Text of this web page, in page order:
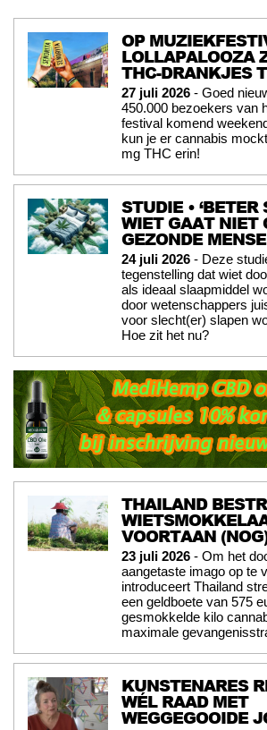
OP
LOLLAPALOOZA
THC-DRANKJES
27 juli 2026 - Goed
450.000 bezoekers van
festival komend
kun je er cannabis
mg THC erin!
STUDIE •
WIET GAAT NIET
GEZONDE
24 juli 2026 - Deze
tegenstelling dat wiet
als ideaal slaapmiddel
door wetenschappers
voor slecht(er) slapen
Hoe zit het nu?
THAILAND
VOORTAAN
23 juli 2026 - Om het
aangetaste imago op te
introduceert Thailand
een geldboete van 575
gesmokkelde kilo
maximale
KUNSTENARES
WÉL RAAD MET
WEGGEGOOIDE